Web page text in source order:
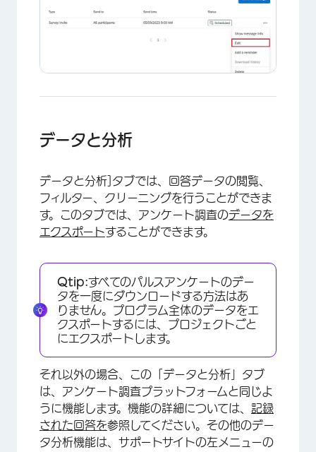
データと分析
データと分析]タブでは、回答データの閲覧、
フィルター、クリーニングを行うことができま
す。このタブでは、アンケート調査のデータを
エクスポートすることができます。
Qtip:すべてのパルスアンケートのデー
タを一度にダウンロードする方法はあ
りません。プログラム全体のデータをエ
クスポートするには、プロジェクトごと
にエクスポートします。
それ以外の場合、この「データと分析」タブ
は、アンケート調査プラットフォームと同じよ
うに機能します。機能の詳細については、 記録
された回答を参照してください。その他のデー
タ分析機能は、サポートサイトの左メニューの